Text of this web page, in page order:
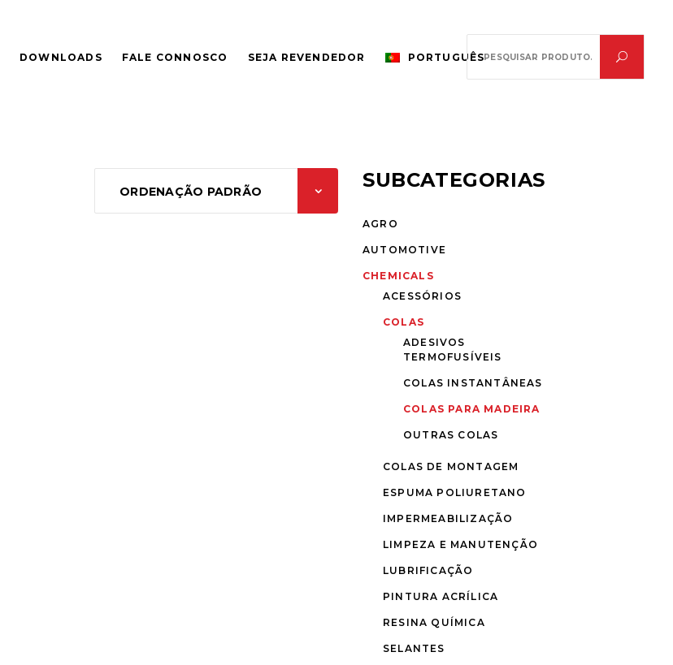
DOWNLOADS FALE CONNOSCO SEJA REVENDEDOR PORTUGUÊS
for:
ORDENAÇÃO PADRÃO SUBCATEGORIAS
AGRO
AUTOMOTIVE
CHEMICALS
ACESSÓRIOS
COLAS
ADESIVOS
TERMOFUSÍVEIS
COLAS INSTANTÂNEAS
COLAS PARA MADEIRA
OUTRAS COLAS
COLAS DE MONTAGEM
ESPUMA POLIURETANO
IMPERMEABILIZAÇÃO
LIMPEZA E MANUTENÇÃO
LUBRIFICAÇÃO
PINTURA ACRÍLICA
RESINA QUÍMICA
SELANTES